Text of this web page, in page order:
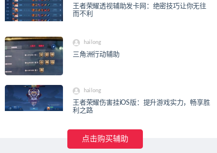
王者荣耀透视辅助发卡网：绝密技巧让你无往
而不利
hailong
三角洲行动辅助
hailong
王者荣耀伤害挂iOS版：提升游戏实力，畅享胜
利之路
点击购买辅助